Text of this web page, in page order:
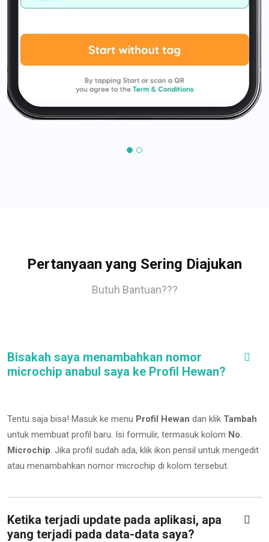
Pertanyaan yang Sering Diajukan
Butuh Bantuan???
Bisakah saya menambahkan nomor
microchip anabul saya ke Profil Hewan?
Tentu saja bisa! Masuk ke menu Profil Hewan dan klik Tambah
untuk membuat profil baru. Isi formulir, termasuk kolom No.
Microchip. Jika profil sudah ada, klik ikon pensil untuk mengedit
atau menambahkan nomor microchip di kolom tersebut.
Ketika terjadi update pada aplikasi, apa
yang terjadi pada data-data saya?